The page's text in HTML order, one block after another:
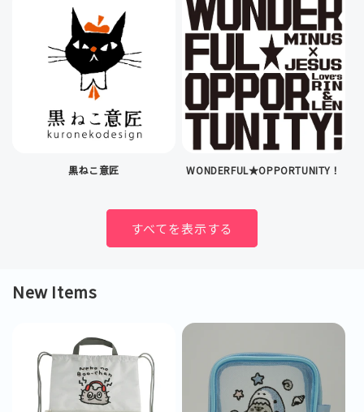
黒ねこ意匠 WONDERFUL★OPPORTUNITY！
すべてを表示する
New Items